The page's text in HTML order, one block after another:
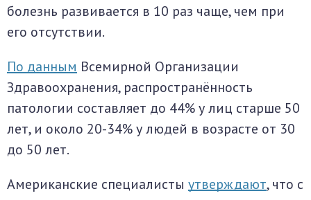
болезнь развивается в 10 раз чаще, чем при
его отсутствии.
По данным Всемирной Организации
Здравоохранения, распространённость
патологии составляет до 44% у лиц старше 50
лет, и около 20-34% у людей в возрасте от 30
до 50 лет.
Американские специалисты утверждают, что с